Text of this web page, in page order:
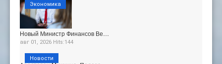
Новый Министр Финансов Ве…
авг 01, 2026 Hits:144
Экономика
Новости